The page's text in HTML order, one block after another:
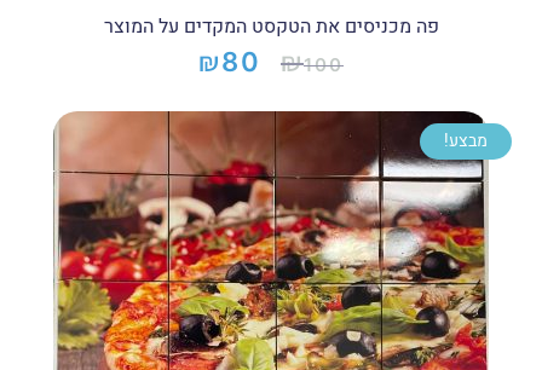
פה מכניסים את הטקסט המקדים על המוצר
₪100
המחיר
היה:
₪100.
₪80
המחיר
הוא:
₪80.
מבצע!